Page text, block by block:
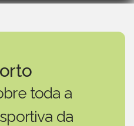
toda a
da